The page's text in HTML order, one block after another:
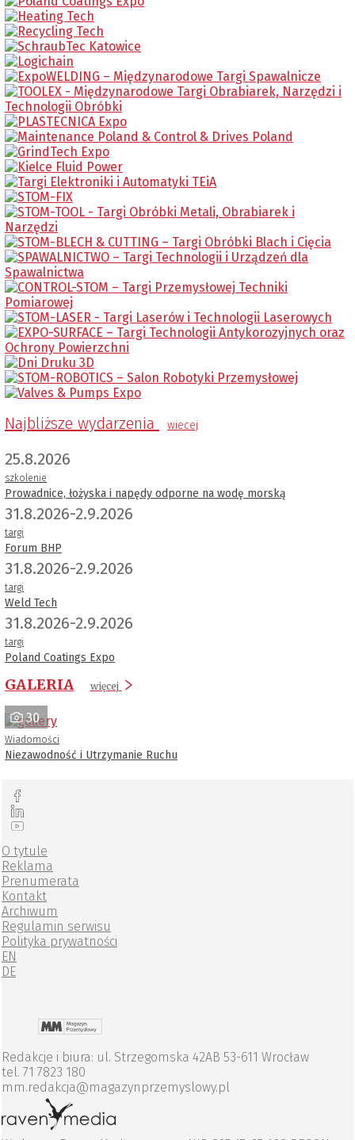
Najbliższe wydarzenia wiecej
25.8.2026
szkolenie
Prowadnice, łożyska i napędy odporne na wodę morską
31.8.2026-2.9.2026
targi
Forum BHP
31.8.2026-2.9.2026
targi
Weld Tech
31.8.2026-2.9.2026
targi
Poland Coatings Expo
GALERIA więcej
30
Wiadomości
Niezawodność i Utrzymanie Ruchu
O tytule
Reklama
Prenumerata
Kontakt
Archiwum
Regulamin serwisu
Polityka prywatności
EN
DE
Redakcje i biura: ul. Strzegomska 42AB 53-611 Wrocław
tel. 71 7823 180
mm.redakcja@magazynprzemyslowy.pl